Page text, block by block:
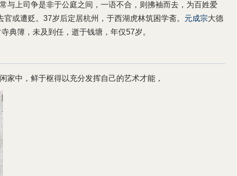
与上司争是非于公庭之间，一语不合，则拂袖而去，为百姓爱
官或遭贬。37岁后定居杭州，于西湖虎林筑困学斋。 元成宗大德
典簿，未及到任，逝于钱塘，年仅57岁。
家中，鲜于枢得以充分发挥自己的艺术才能，